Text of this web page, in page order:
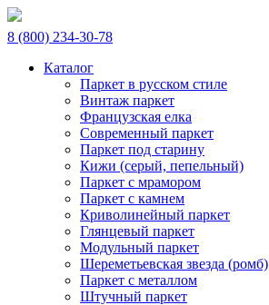
8 (800) 234-30-78
Каталог
Паркет в русском стиле
Винтаж паркет
Французская елка
Современный паркет
Паркет под старину
Кижи (серый, пепельный)
Паркет с мрамором
Паркет с камнем
Криволинейный паркет
Глянцевый паркет
Модульный паркет
Шереметьевская звезда (ромб)
Паркет с металлом
Штучный паркет